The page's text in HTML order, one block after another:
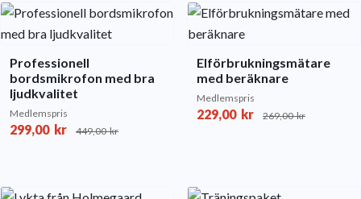
popularity
Professionell
bordsmikrofon med bra
ljudkvalitet
Medlemspris
299,00 kr 449,00kr
Elförbrukningsmätare
med beräknare
Medlemspris
229,00 kr 269,00kr